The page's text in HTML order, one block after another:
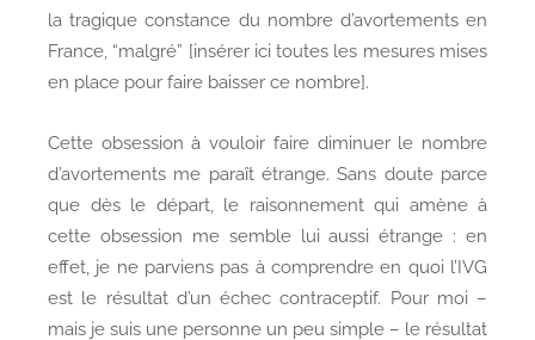
la tragique constance du nombre d’avortements en
France, “malgré” [insérer ici toutes les mesures mises
en place pour faire baisser ce nombre].
Cette obsession à vouloir faire diminuer le nombre
d’avortements me paraît étrange. Sans doute parce
que dès le départ, le raisonnement qui amène à
cette obsession me semble lui aussi étrange : en
effet, je ne parviens pas à comprendre en quoi l’IVG
est le résultat d’un échec contraceptif. Pour moi –
mais je suis une personne un peu simple – le résultat